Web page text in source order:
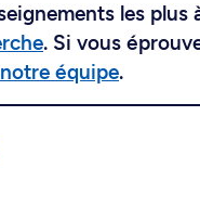
les
. Si vous
équipe.